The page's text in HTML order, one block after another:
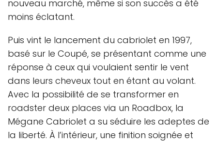
nouveau marché, même si son succès a été
moins éclatant.
Puis vint le lancement du cabriolet en 1997,
basé sur le Coupé, se présentant comme une
réponse à ceux qui voulaient sentir le vent
dans leurs cheveux tout en étant au volant.
Avec la possibilité de se transformer en
roadster deux places via un Roadbox, la
Mégane Cabriolet a su séduire les adeptes de
la liberté. À l’intérieur, une finition soignée et